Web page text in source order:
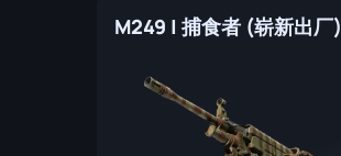
M249 | 捕食者 (崭新出厂)